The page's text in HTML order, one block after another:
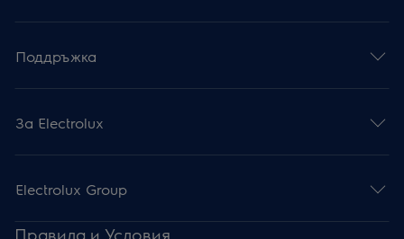
Поддръжка
За Electrolux
Electrolux Group
Правила и Условия